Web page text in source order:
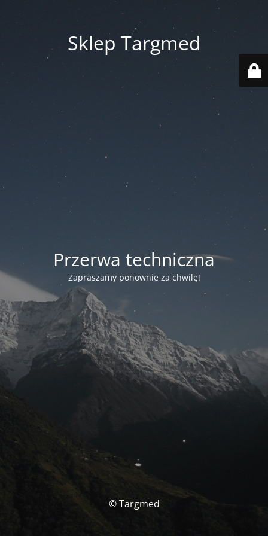
Sklep Targmed
Przerwa techniczna
Zapraszamy ponownie za chwilę!
© Targmed